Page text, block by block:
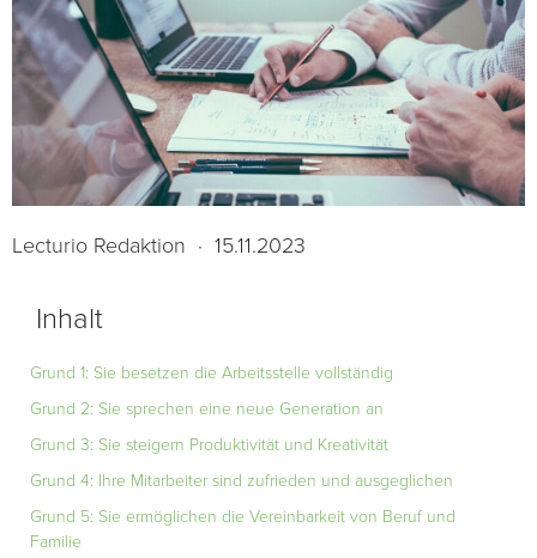
Lecturio Redaktion · 15.11.2023
Inhalt
Grund 1: Sie besetzen die Arbeitsstelle vollständig
Grund 2: Sie sprechen eine neue Generation an
Grund 3: Sie steigern Produktivität und Kreativität
Grund 4: Ihre Mitarbeiter sind zufrieden und ausgeglichen
Grund 5: Sie ermöglichen die Vereinbarkeit von Beruf und
Familie